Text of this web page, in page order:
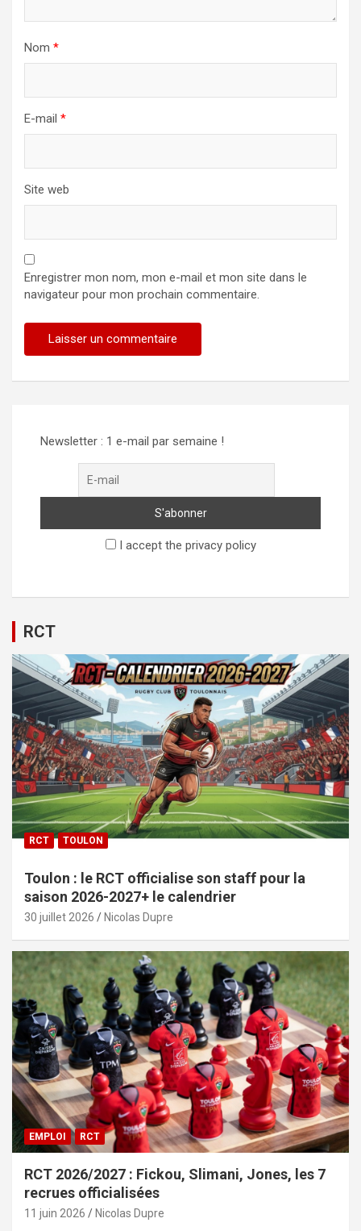
Nom *
E-mail *
Site web
Enregistrer mon nom, mon e-mail et mon site dans le
navigateur pour mon prochain commentaire.
Newsletter : 1 e-mail par semaine !
I accept the privacy policy
RCT
RCT TOULON
Toulon : le RCT officialise son staff pour la
saison 2026-2027+ le calendrier
30 juillet 2026 Nicolas Dupre
EMPLOI RCT
RCT 2026/2027 : Fickou, Slimani, Jones, les 7
recrues officialisées
11 juin 2026 Nicolas Dupre